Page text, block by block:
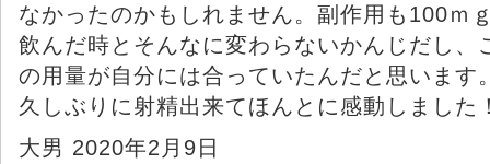
なかったのかもしれません。副作用も100ｍ
飲んだ時とそんなに変わらないかんじだし、
の用量が自分には合っていたんだと思います
久しぶりに射精出来てほんとに感動しました
大男 2020年2月9日